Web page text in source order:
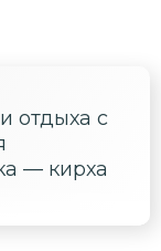
отдыха с
— кирха